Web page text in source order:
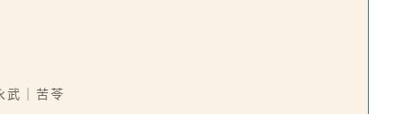
武｜苦苓